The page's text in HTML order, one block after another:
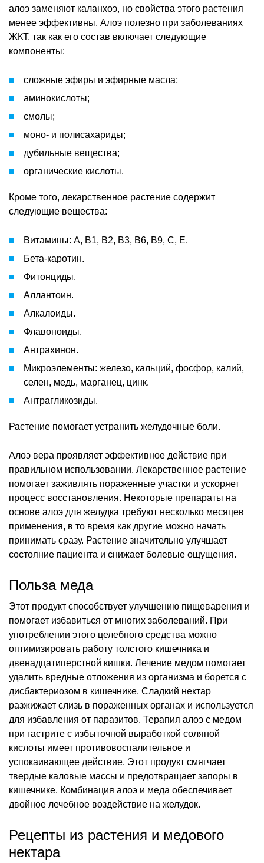
алоэ заменяют каланхоэ, но свойства этого растения
менее эффективны. Алоэ полезно при заболеваниях
ЖКТ, так как его состав включает следующие
компоненты:
сложные эфиры и эфирные масла;
аминокислоты;
смолы;
моно- и полисахариды;
дубильные вещества;
органические кислоты.
Кроме того, лекарственное растение содержит
следующие вещества:
Витамины: А, В1, В2, В3, В6, В9, С, Е.
Бета-каротин.
Фитонциды.
Аллантоин.
Алкалоиды.
Флавоноиды.
Антрахинон.
Микроэлементы: железо, кальций, фосфор, калий,
селен, медь, марганец, цинк.
Антрагликозиды.
Растение помогает устранить желудочные боли.
Алоэ вера проявляет эффективное действие при
правильном использовании. Лекарственное растение
помогает заживлять пораженные участки и ускоряет
процесс восстановления. Некоторые препараты на
основе алоэ для желудка требуют несколько месяцев
применения, в то время как другие можно начать
принимать сразу. Растение значительно улучшает
состояние пациента и снижает болевые ощущения.
Польза меда
Этот продукт способствует улучшению пищеварения и
помогает избавиться от многих заболеваний. При
употреблении этого целебного средства можно
оптимизировать работу толстого кишечника и
двенадцатиперстной кишки. Лечение медом помогает
удалить вредные отложения из организма и борется с
дисбактериозом в кишечнике. Сладкий нектар
разжижает слизь в пораженных органах и используется
для избавления от паразитов. Терапия алоэ с медом
при гастрите с избыточной выработкой соляной
кислоты имеет противовоспалительное и
успокаивающее действие. Этот продукт смягчает
твердые каловые массы и предотвращает запоры в
кишечнике. Комбинация алоэ и меда обеспечивает
двойное лечебное воздействие на желудок.
Рецепты из растения и медового
нектара